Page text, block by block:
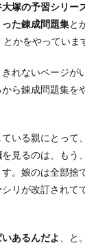
大塚の予習シリー
た錬成問題集と
とかをやっていま
れないページが
ら錬成問題集を
いる親にとって、
を見るのは、もう
。娘のは全部捨
リが改訂されて
あるんだよ 、と。